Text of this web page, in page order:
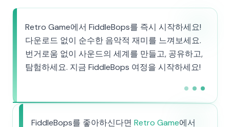
Retro Game에서 FiddleBops를 즉시 시작하세요!
다운로드 없이 순수한 음악적 재미를 느껴보세요.
번거로움 없이 사운드의 세계를 만들고, 공유하고,
탐험하세요. 지금 FiddleBops 여정을 시작하세요!
FiddleBops를 좋아하신다면 Retro Game에서